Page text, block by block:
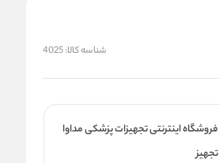
شناسه کالا:4025
فروشگاه اینترنتی تجهیزات پزشکی مداوا
تجهیز